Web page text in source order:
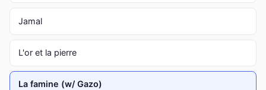
Jamal
L'or et la pierre
La famine (w/ Gazo)